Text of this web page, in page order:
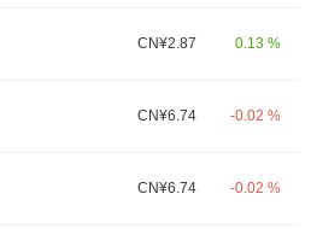
CN¥2.87 0.13 %
CN¥6.74 -0.02 %
CN¥6.74 -0.02 %